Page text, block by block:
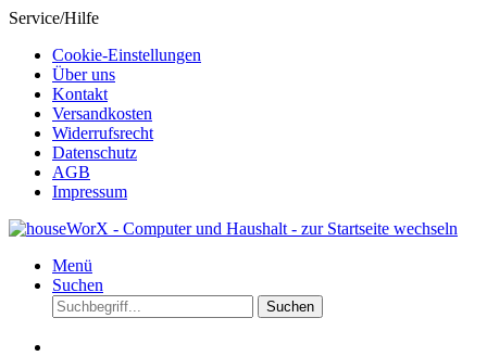
Service/Hilfe
Cookie-Einstellungen
Über uns
Kontakt
Versandkosten
Widerrufsrecht
Datenschutz
AGB
Impressum
Menü
Suchen
Suchen